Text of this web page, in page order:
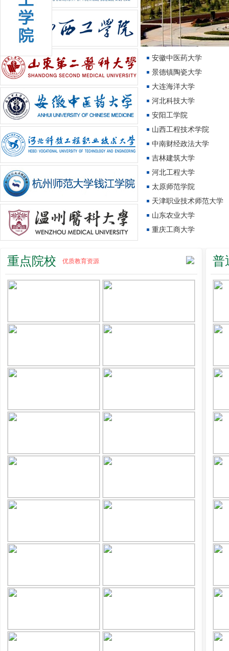
安徽中医药大学
景德镇陶瓷大学
大连海洋大学
河北科技大学
安阳工学院
山西工程技术学院
中南财经政法大学
吉林建筑大学
河北工程大学
太原师范学院
天津职业技术师范大学
山东农业大学
重庆工商大学
重点院校 优质教育资源 普